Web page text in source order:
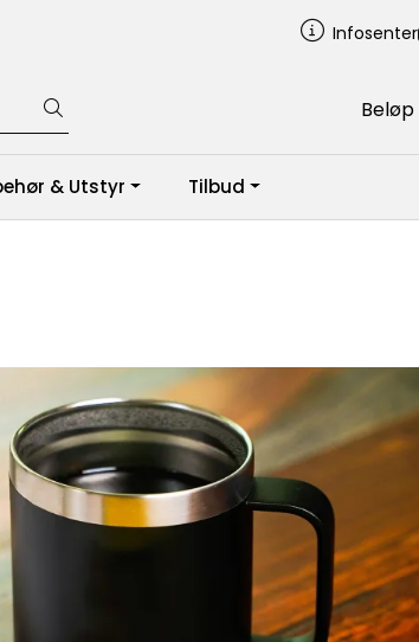
Infosenter
Beløp
& Utstyr Tilbud